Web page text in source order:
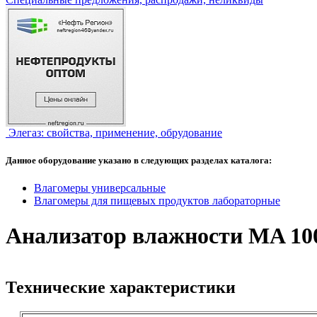
Элегаз: свойства, применение, обрудование
Данное оборудование указано в следующих разделах каталога:
Влагомеры универсальные
Влагомеры для пищевых продуктов лабораторные
Анализатор влажности MA
Технические характеристики